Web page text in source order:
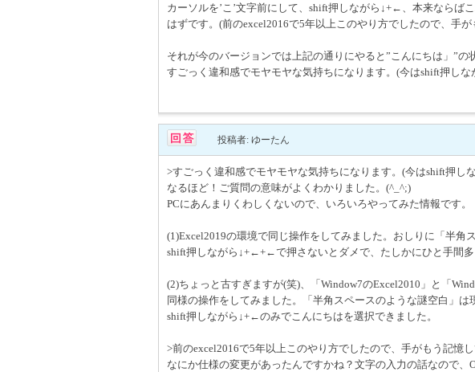
カーソルを’こ’文字前にして、shift押しながら↓+←、本来ならば
はずです。(前のexcel2016で5年以上このやり方でしたので、手
それが今のバージョンでは上記の通りにやると”こんにちは」”の
すごっく違和感でモヤモヤな気持ちになります。(今はshift押し
投稿者: ゆーたん
>すごっく違和感でモヤモヤな気持ちになります。(今はshift押
なるほど！ご質問の意味がよくわかりました。(^_^;)
PCにあんまりくわしくないので、いろいろやってみた情報です。
(1)Excel2019の環境で同じ操作をしてみました。おしりに「半角
shift押しながら↓+←+←で押さないとダメで、たしかにひと手間多
(2)ちょっと古すぎますが(笑)、「Window7のExcel2010」と「
同様の操作をしてみました。「半角スペースのような謎空白」は
shift押しながら↓+←のみでこんにちはを選択できました。
>前のexcel2016で5年以上このやり方でしたので、手がもう記憶し
なにか仕様の変更があったんですかね？文字の入力の話なので、